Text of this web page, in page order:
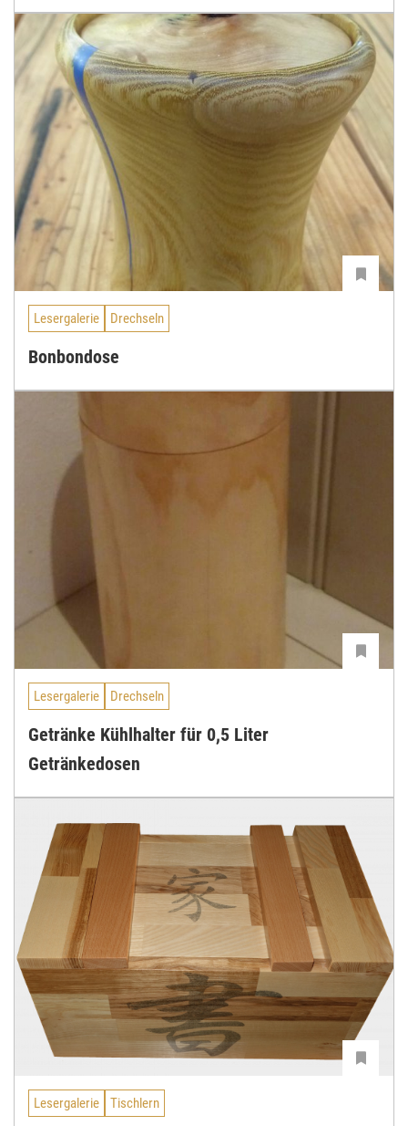
Lesergalerie Drechseln
Bonbondose
Lesergalerie Drechseln
Getränke Kühlhalter für 0,5 Liter
Getränkedosen
Lesergalerie Tischlern